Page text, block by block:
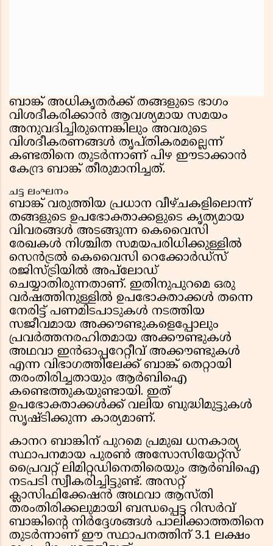
ബാങ്ക് അധികൃതർക്ക് തങ്ങളുടെ ഭാഗം
വിശദീകരിക്കാൻ ആവശ്യമായ സമയം
അനുവദിച്ചിരുന്നെങ്കിലും അവരുടെ
വിശദീകരണങ്ങൾ തൃപ്തികരമല്ലെന്ന്
കണ്ടതിനെ തുടർന്നാണ് പിഴ ഈടാക്കാൻ
കേന്ദ്ര ബാങ്ക് തീരുമാനിച്ചത്.
ചട്ട ലംഘനം
ബാങ്ക് വരുത്തിയ പ്രധാന വീഴ്ചകളിലൊന്ന്
തങ്ങളുടെ ഉപഭോക്താക്കളുടെ കൃത്യമായ
വിവരങ്ങൾ അടങ്ങുന്ന കെവൈസി
രേഖകൾ നിശ്ചിത സമയപരിധിക്കുള്ളിൽ
സെൻട്രൽ കെവൈസി റെക്കോർഡ്സ്
രജിസ്ട്രിയിൽ അപ്‌ലോഡ്
ചെയ്യാതിരുന്നതാണ്. ഇതിനുപുറമെ ഒരു
വർഷത്തിനുള്ളിൽ ഉപഭോക്താക്കൾ തന്നെ
നേരിട്ട് പണമിടപാടുകൾ നടത്തിയ
സജീവമായ അക്കൗണ്ടുകളെപ്പോലും
പ്രവർത്തനരഹിതമായ അക്കൗണ്ടുകൾ
അഥവാ ഇൻഓപ്പറേറ്റീവ് അക്കൗണ്ടുകൾ
എന്ന വിഭാഗത്തിലേക്ക് ബാങ്ക് തെറ്റായി
തരംതിരിച്ചതായും ആർബിഐ
കണ്ടെത്തുകയുണ്ടായി. ഇത്
ഉപഭോക്താക്കൾക്ക് വലിയ ബുദ്ധിമുട്ടുകൾ
സൃഷ്ടിക്കുന്ന കാര്യമാണ്.
കാനറ ബാങ്കിന് പുറമെ പ്രമുഖ ധനകാര്യ
സ്ഥാപനമായ പുരൺ അസോസിയേറ്റ്സ്
പ്രൈവറ്റ് ലിമിറ്റഡിനെതിരെയും ആർബിഐ
നടപടി സ്വീകരിച്ചിട്ടുണ്ട്. അസറ്റ്
ക്ലാസിഫിക്കേഷൻ അഥവാ ആസ്തി
തരംതിരിക്കലുമായി ബന്ധപ്പെട്ട റിസർവ്
ബാങ്കിന്റെ നിർദ്ദേശങ്ങൾ പാലിക്കാത്തതിനെ
തുടർന്നാണ് ഈ സ്ഥാപനത്തിന് 3.1 ലക്ഷം